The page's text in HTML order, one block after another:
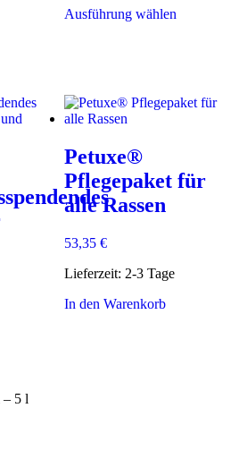
war:
ist:
Ausführung wählenDieses
Die
der
– 5 l
Petuxe®
Pflegepaket für
alle Rassen
53,35 €
Lieferzeit: 2-3 Tage
In den Warenkorb